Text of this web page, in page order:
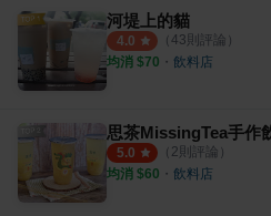
河堤上的貓
4.0 （ 43則評論）
均消 $70 ・ 飲料店
5.0 （ 2則評論）
均消 $60 ・ 飲料店